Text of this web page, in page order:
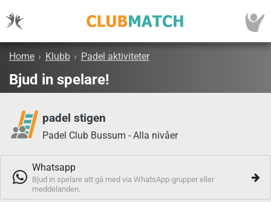
Home › Klubb › Padel aktiviteter
Bjud in spelare!
padel stigen
Padel Club Bussum - Alla nivåer
Whatsapp
Bjud in spelare att gå med via WhatsApp-grupper eller
meddelanden.